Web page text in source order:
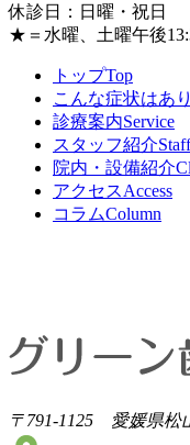
休診日：日曜・祝日
★ ＝水曜、土曜午後
トップTop
こんな症状はあ
診療案内Service
スタッフ紹介Staff
院内・設備紹介
アクセスAccess
コラムColumn
〒791-1125 愛媛県松